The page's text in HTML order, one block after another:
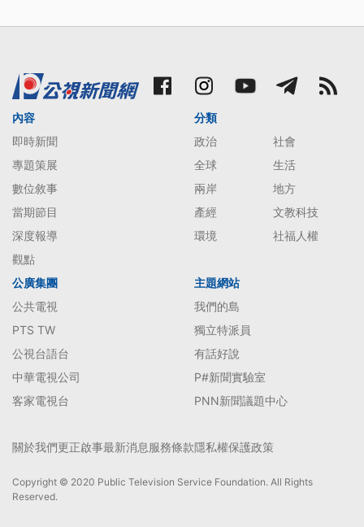
內容
即時新聞
專題策展
數位敘事
當期節目
深度報導
觀點
分類
政治
社會
全球
生活
兩岸
地方
產經
文教科技
環境
社福人權
公廣集團
公共電視
PTS TW
公視台語台
中華電視公司
客家電視台
主題網站
我們的島
獨立特派員
有話好說
P#新聞實驗室
PNN新聞議題中心
關於我們更正啟事最新消息服務條款隱私權保護政策
Copyright © 2020 Public Television Service Foundation. All Rights
Reserved.